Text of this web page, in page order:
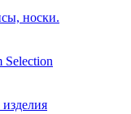
носки.
Selection